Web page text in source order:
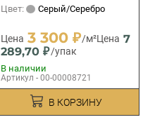
Цвет:
Серый/Серебро
Цена 3 300 ₽/м²Цена 7
289,70 ₽/упак
В наличии
Артикул - 00-00008721
В КОРЗИНУ